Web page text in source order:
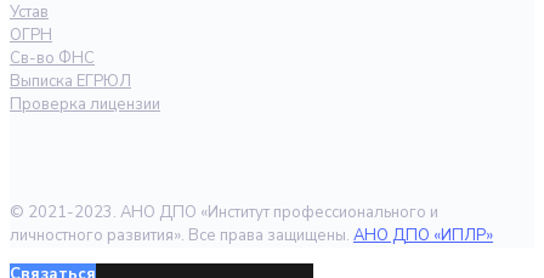
Устав
ОГРН
Св-во ФНС
Выписка ЕГРЮЛ
Проверка лицензии
© 2021-2023. АНО ДПО «Институт профессионального и
личностного развития». Все права защищены. АНО ДПО «ИПЛР»